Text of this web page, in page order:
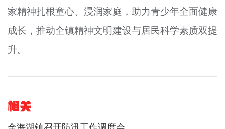
家精神扎根童心、浸润家庭，助力青少年全面健康
成长，推动全镇精神文明建设与居民科学素质双提
升。
相关